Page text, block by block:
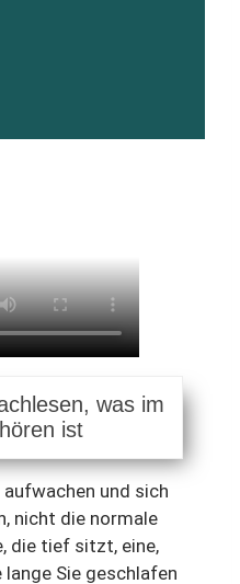
was im
ist
und sich
nicht die normale
die tief sitzt, eine,
lange Sie geschlafen